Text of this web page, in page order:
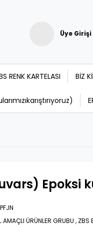
Üye Girişi
RENK KARTELASI BİZ
Epoksi
AMAÇLI ÜRÜNLER GRUBU , ZBS